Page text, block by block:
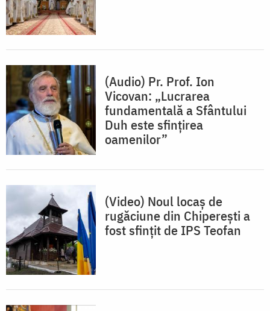
(Audio) Pr. Prof. Ion
Vicovan: „Lucrarea
fundamentală a Sfântului
Duh este sfințirea
oamenilor”
(Video) Noul locaș de
rugăciune din Chiperești a
fost sfințit de IPS Teofan